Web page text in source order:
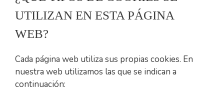
UTILIZAN EN ESTA PÁGINA
WEB?
Cada página web utiliza sus propias cookies. En
nuestra web utilizamos las que se indican a
continuación: